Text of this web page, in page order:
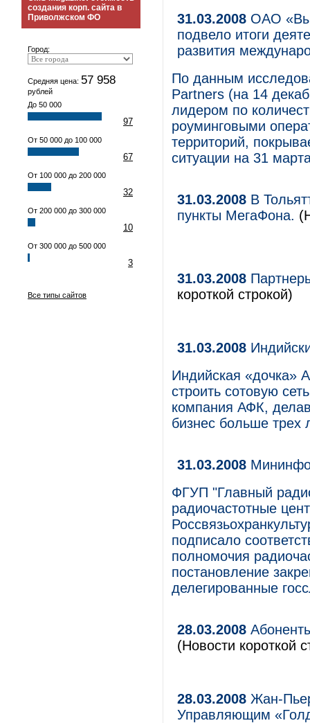
создания корп. сайта в
Приволжском ФО
Город:
Средняя цена: 57 958
рублей
До 50 000
97
От 50 000 до 100 000
67
От 100 000 до 200 000
32
От 200 000 до 300 000
10
От 300 000 до 500 000
3
Все типы сайтов
31.03.2008 ОАО
подвело итоги
развития
По данным
Partners (на 14
лидером по
роуминговыми
территорий,
ситуации на 31
31.03.2008 В
пункты МегаФона.
31.03.2008
короткой строкой)
31.03.2008
Индийская «дочка»
строить сотовую
компания АФК,
бизнес больше трех
31.03.2008
ФГУП "Главный
радиочастотные
подписало
полномочия
постановление
делегированные
28.03.2008
(Новости короткой
28.03.2008 Жан-
Управляющим